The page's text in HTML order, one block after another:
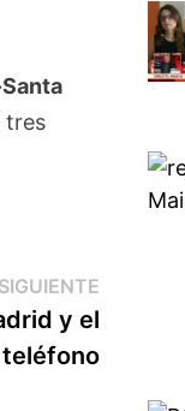
tres
Entrada
siguiente:
y el